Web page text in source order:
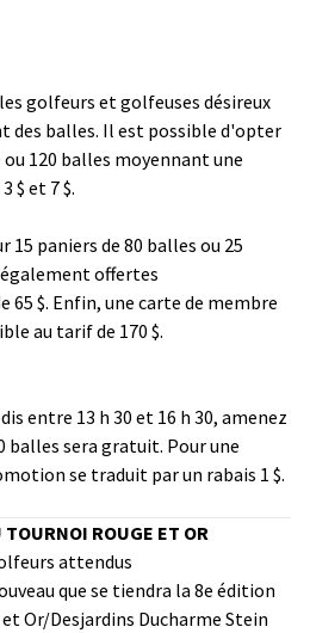
golfeurs et golfeuses désireux
des balles. Il est possible d'opter
ou 120 balles moyennant une
$ et 7 $.
15 paniers de 80 balles ou 25
offertes
65 $. Enfin, une carte de membre
au tarif de 170 $.
entre 13 h 30 et 16 h 30, amenez
balles sera gratuit. Pour une
se traduit par un rabais 1 $.
ROUGE ET OR
attendus
que se tiendra la 8e édition
Or/Desjardins Ducharme Stein